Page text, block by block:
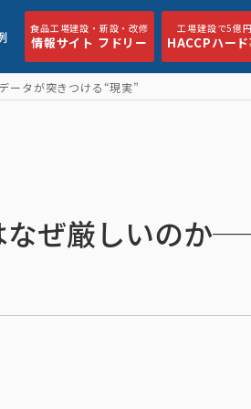
食品工場建設・新設・改修
情報サイト フドリー
工場建設で5億
HACCPハー
ータが突きつける“現実”
なぜ厳しいのか